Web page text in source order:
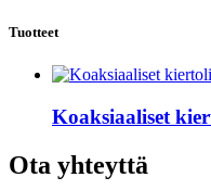
Tuotteet
Koaksiaaliset
Ota yhteyttä